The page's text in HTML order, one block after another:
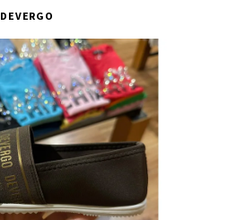
DEVERGO